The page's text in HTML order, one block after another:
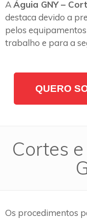
AÁguia GNY –
destaca devido a
pelos
trabalho e para a
QUERO
Cortes
Os procedimentos